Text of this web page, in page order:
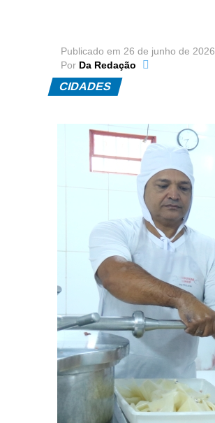
Publicado em 26 de junho de 2026
Por Da Redação
CIDADES